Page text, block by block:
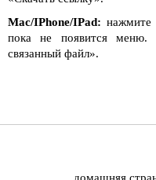
Mac/IPhone/IPad: нажмите
пока не появится меню.
связанный файл».